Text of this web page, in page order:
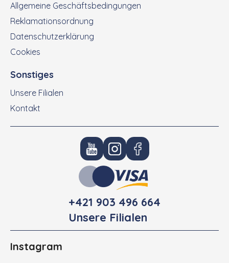
Allgemeine Geschäftsbedingungen
Reklamationsordnung
Datenschutzerklärung
Cookies
Sonstiges
Unsere Filialen
Kontakt
+421 903 496 664
Unsere Filialen
Instagram